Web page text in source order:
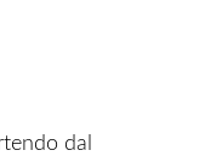
dal